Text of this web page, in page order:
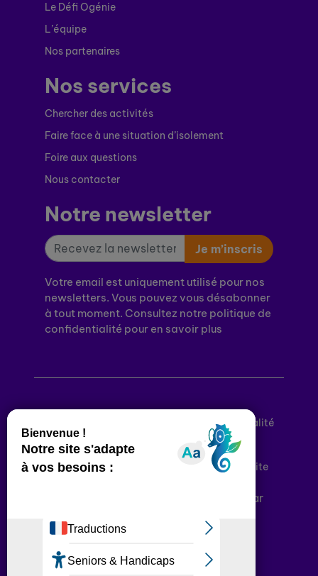
Le Défi Ogénie
L’équipe
Nos partenaires
Nos services
Chercher des activités
Faire face à une situation d’isolement
Foire aux questions
Nous contacter
Notre newsletter
Je m’inscris
Votre email est uniquement utilisé pour nos
newsletters. Vous pouvez vous désabonner
à tout moment. Consultez notre politique de
confidentialité pour en savoir plus
Politique de confidentialité
Conditions générales d’utilisation
Déclaration d’accessibilité
Plan du site
Plateforme développée en France par